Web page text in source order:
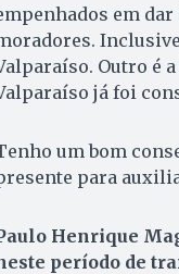
em
Outro é
já foi
um bom
para
Henrique
período de